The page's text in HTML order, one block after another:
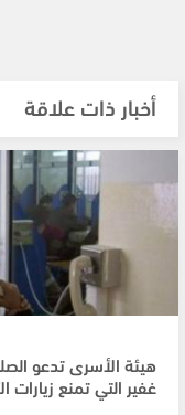
أخبار ذات علاقة
هيئة الأسرى تدعو
غفير التي تمنع